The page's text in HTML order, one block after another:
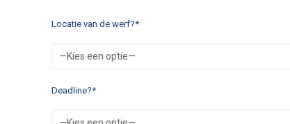
Locatie van de werf?*
Deadline?*